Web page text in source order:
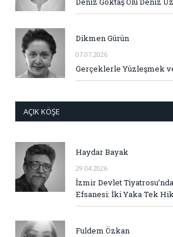
Dikmen Gürün
07.07.2026
Gerçeklerle Yüzleşmek
AÇIK KÖŞE
Haydar Bayak
29.04.2026
İzmir Devlet
Efsanesi: İki Yaka Tek
Fuldem Özkan